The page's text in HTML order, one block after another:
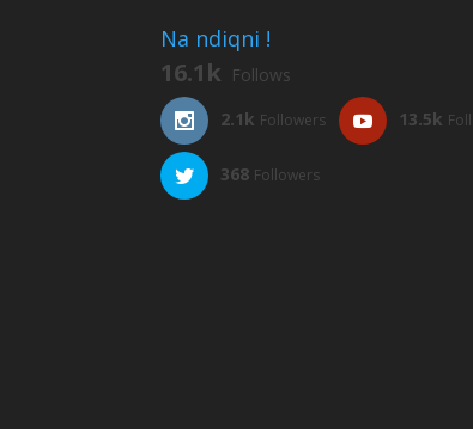
Na ndiqni !
16.1k Follows
2.1k Followers 13.5k
368 Followers